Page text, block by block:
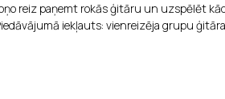
reiz paņemt rokās ģitāru un uzspēlēt
iekļauts: vienreizēja grupu